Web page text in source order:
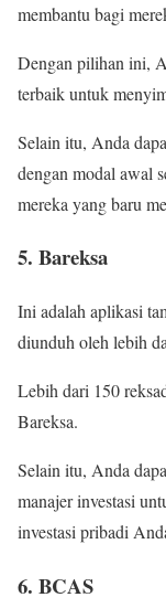
membantu bagi
Dengan pilihan ini,
terbaik untuk
Selain itu, Anda
dengan modal awal
mereka yang baru
5. Bareksa
Ini adalah aplikasi
diunduh oleh lebih
Lebih dari 150
Bareksa.
Selain itu, Anda
manajer investasi
investasi pribadi
6. BCAS